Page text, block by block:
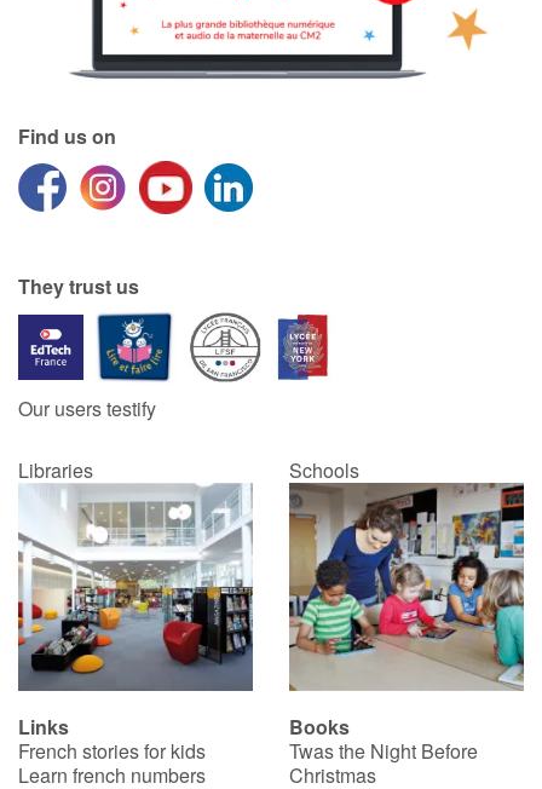
Find us on
They trust us
Our users testify
Libraries Schools
Links
French stories for kids
Learn french numbers
Books
Twas the Night Before
Christmas